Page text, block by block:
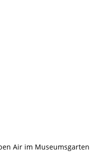
Air im Museumsgarten